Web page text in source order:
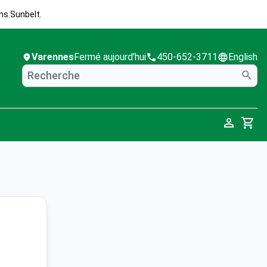
Sunbelt.
VarennesFermé aujourd'hui 450-652-3711 English
Cart